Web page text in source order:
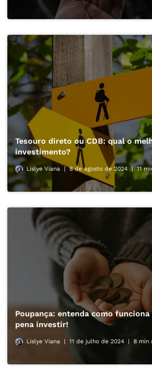
Tesouro direto ou CDB: qual o
investimento?
Lislye Viana 8 de agosto de 2024 11
Poupança: entenda como funciona
pena investir!
Lislye Viana 11 de julho de 2024 8 min